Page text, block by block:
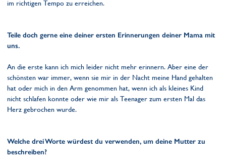
im richtigen Tempo zu erreichen.
Teile doch gerne eine deiner ersten Erinnerungen deiner Mama mit
uns.
An die erste kann ich mich leider nicht mehr erinnern. Aber eine der
schönsten war immer, wenn sie mir in der Nacht meine Hand gehalten
hat oder mich in den Arm genommen hat, wenn ich als kleines Kind
nicht schlafen konnte oder wie mir als Teenager zum ersten Mal das
Herz gebrochen wurde.
Welche drei Worte würdest du verwenden, um deine Mutter zu
beschreiben?